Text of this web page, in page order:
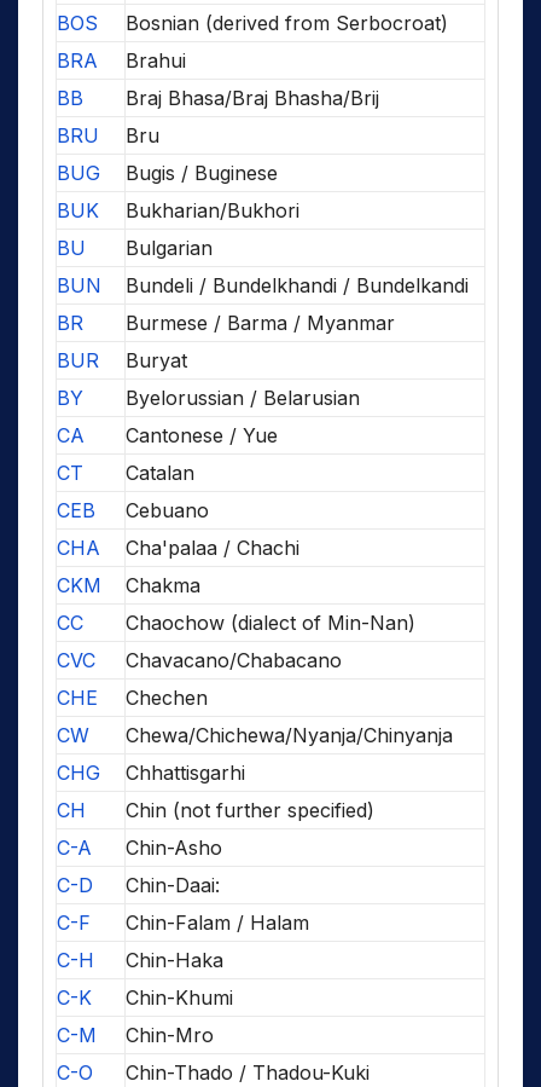
BOS
Bosnian (derived from Serbocroat)
BRA
Brahui
BB
Braj Bhasa/Braj Bhasha/Brij
BRU
Bru
BUG
Bugis / Buginese
BUK
Bukharian/Bukhori
BU
Bulgarian
BUN
Bundeli / Bundelkhandi / Bundelkandi
BR
Burmese / Barma / Myanmar
BUR
Buryat
BY
Byelorussian / Belarusian
CA
Cantonese / Yue
CT
Catalan
CEB
Cebuano
CHA
Cha'palaa / Chachi
CKM
Chakma
CC
Chaochow (dialect of Min-Nan)
CVC
Chavacano/Chabacano
CHE
Chechen
CW
Chewa/Chichewa/Nyanja/Chinyanja
CHG
Chhattisgarhi
CH
Chin (not further specified)
C-A
Chin-Asho
C-D
Chin-Daai:
C-F
Chin-Falam / Halam
C-H
Chin-Haka
C-K
Chin-Khumi
C-M
Chin-Mro
C-O
Chin-Thado / Thadou-Kuki